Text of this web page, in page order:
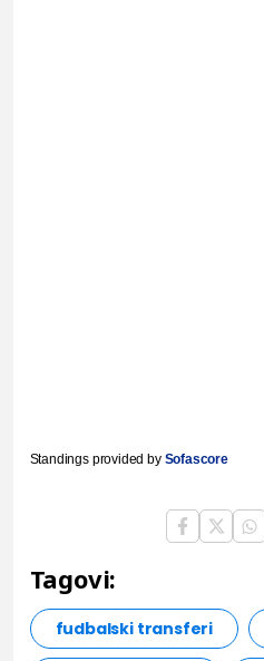
Standings provided by Sofascore
Tagovi:
fudbalski transferi